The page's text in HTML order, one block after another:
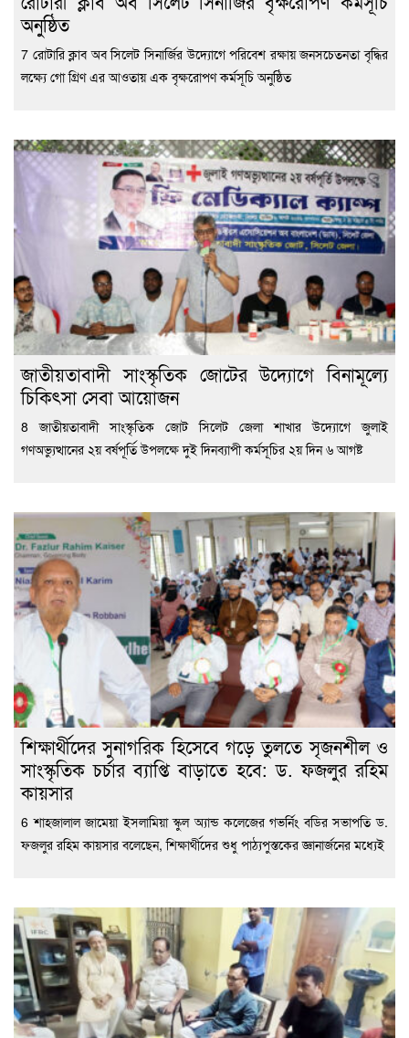
অনুষ্ঠিত
7 রোটারি ক্লাব অব সিলেট সিনার্জির উদ্যোগে পরিবেশ রক্ষায় জনসচেতনতা বৃদ্ধির
লক্ষ্যে গো গ্রিণ এর আওতায় এক বৃক্ষরোপণ কর্মসূচি অনুষ্ঠিত
জাতীয়তাবাদী সাংস্কৃতিক জোটের উদ্যোগে বিনামূল্যে
চিকিৎসা সেবা আয়োজন
8 জাতীয়তাবাদী সাংস্কৃতিক জোট সিলেট জেলা শাখার উদ্যোগে জুলাই
গণঅভ্যুত্থানের ২য় বর্ষপূর্তি উপলক্ষে দুই দিনব্যাপী কর্মসূচির ২য় দিন ৬ আগষ্ট
শিক্ষার্থীদের সুনাগরিক হিসেবে গড়ে তুলতে সৃজনশীল ও
সাংস্কৃতিক চর্চার ব্যাপ্তি বাড়াতে হবে: ড. ফজলুর রহিম
কায়সার
6 শাহজালাল জামেয়া ইসলামিয়া স্কুল অ্যান্ড কলেজের গভর্নিং বডির সভাপতি ড.
ফজলুর রহিম কায়সার বলেছেন, শিক্ষার্থীদের শুধু পাঠ্যপুস্তকের জ্ঞানার্জনের মধ্যেই